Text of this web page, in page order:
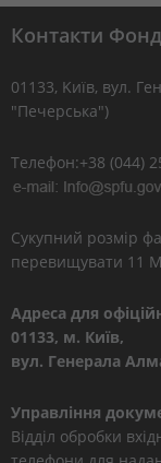
Контакти
01133, Kиїв, вул.
"Печерська")
Телефон:+38 (044)
Сукупний розмір
перевищувати 11
Адреса для
01133, м. Київ,
вул. Генерала
Управління
Відділ обробки